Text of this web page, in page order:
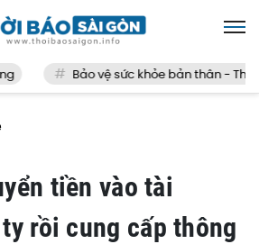
Bảo vệ sức khỏe bản thân - Thế
tiền vào tài
rồi cung cấp thông